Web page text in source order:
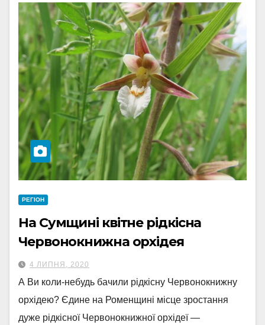
РЕГІОН
На Сумщині квітне рідкісна
Червонокнижна орхідея
4 ЛИПНЯ, 2020
А Ви коли-небудь бачили рідкісну Червонокнижну
орхідею? Єдине на Роменщині місце зростання
дуже рідкісної Червонокнижної орхідеї —